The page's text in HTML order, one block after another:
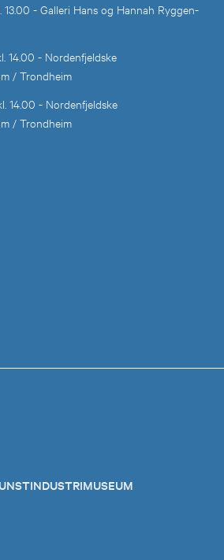
13.00 - Galleri Hans og Hannah Ryggen-
14.00 - Nordenfjeldske
/ Trondheim
14.00 - Nordenfjeldske
/ Trondheim